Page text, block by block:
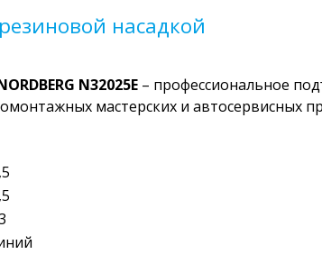
насадкой
N32025E – профессиональное
мастерских и автосервисных